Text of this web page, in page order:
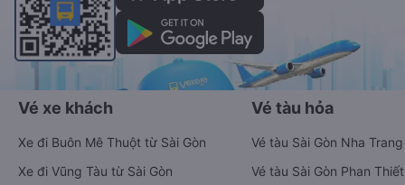
Vé xe khách
Xe đi Buôn Mê Thuột từ Sài Gòn
Xe đi Vũng Tàu từ Sài Gòn
Vé tàu hỏa
Vé tàu Sài Gòn Nha Trang
Vé tàu Sài Gòn Phan Thiết